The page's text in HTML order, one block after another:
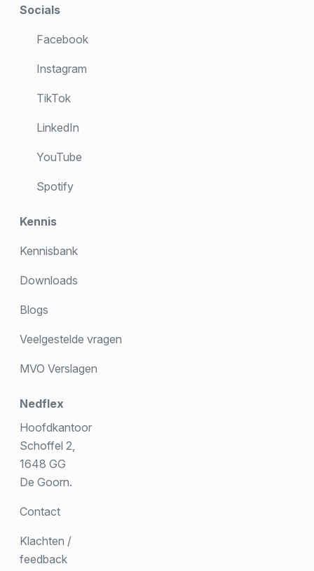
Socials
Facebook
Instagram
TikTok
LinkedIn
YouTube
Spotify
Kennis
Kennisbank
Downloads
Blogs
Veelgestelde vragen
MVO Verslagen
Nedflex
Hoofdkantoor
Schoffel 2,
1648 GG
De Goorn.
Contact
Klachten /
feedback